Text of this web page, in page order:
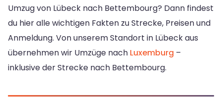
Umzug von Lübeck nach Bettembourg? Dann findest
du hier alle wichtigen Fakten zu Strecke, Preisen und
Anmeldung. Von unserem Standort in Lübeck aus
übernehmen wir Umzüge nach Luxemburg –
inklusive der Strecke nach Bettembourg.